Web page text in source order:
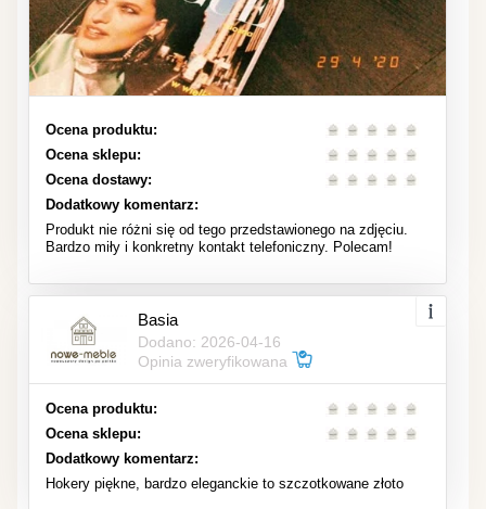
Ocena produktu:
Ocena sklepu:
Ocena dostawy:
Dodatkowy komentarz:
Produkt nie różni się od tego przedstawionego na zdjęciu.
Bardzo miły i konkretny kontakt telefoniczny. Polecam!
Basia
Dodano: 2026-04-16
Opinia zweryfikowana
Ocena produktu:
Ocena sklepu:
Dodatkowy komentarz:
Hokery piękne, bardzo eleganckie to szczotkowane złoto